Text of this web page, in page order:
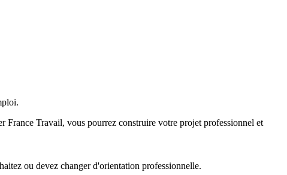
France Travail, vous pourrez construire votre projet professionnel et
ou devez changer d'orientation professionnelle.